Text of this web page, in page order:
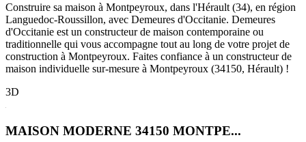
Construire sa maison à Montpeyroux, dans l'Hérault (34), en région
Languedoc-Roussillon, avec Demeures d'Occitanie. Demeures
d'Occitanie est un constructeur de maison contemporaine ou
traditionnelle qui vous accompagne tout au long de votre projet de
construction à Montpeyroux. Faites confiance à un constructeur de
maison individuelle sur-mesure à Montpeyroux (34150, Hérault) !
3D
MAISON MODERNE 34150 MONTPE...